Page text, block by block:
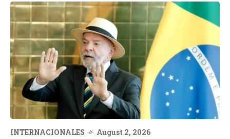
INTERNACIONALES August 2, 2026